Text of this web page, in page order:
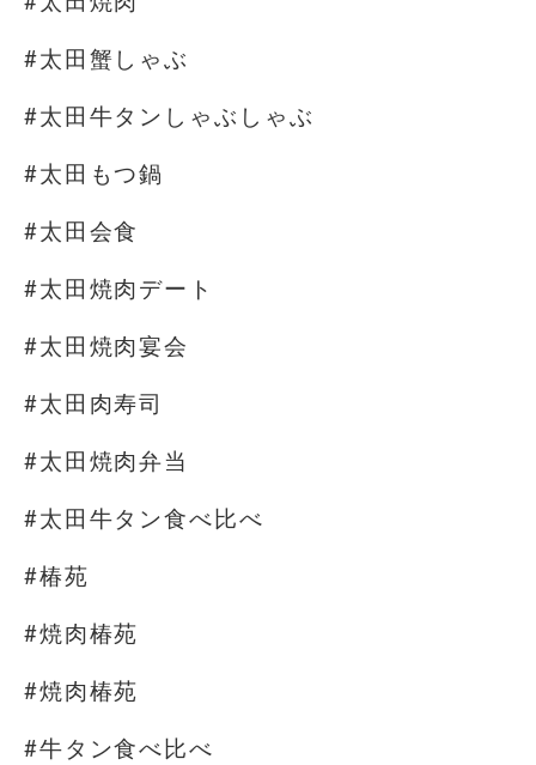
#太田蟹しゃぶ
#太田牛タンしゃぶしゃぶ
#太田もつ鍋
#太田会食
#太田焼肉デート
#太田焼肉宴会
#太田肉寿司
#太田焼肉弁当
#太田牛タン食べ比べ
#椿苑
#焼肉椿苑
#焼肉椿苑
#牛タン食べ比べ